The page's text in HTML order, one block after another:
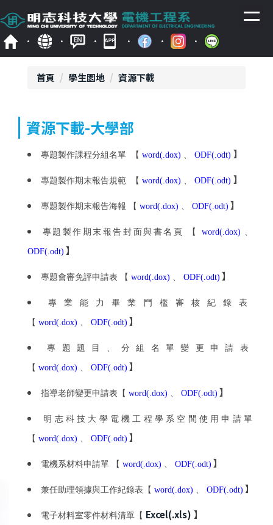
到
主
要
首頁 學生園地 資源下載
資源下載-大學部
專題製作課程分組名單 【 word(.dox) 、 ODF(.odt) 】
專題製作期末報告規範 【 word(.dox) 、 ODF(.odt) 】
專題製作期末報告海報 【 word(.dox) 、 ODF(.odt) 】
專題製作期末報告封面與書名頁 【 word(.dox) 、
ODF(.odt) 】
專題會審免評申請表 【 word(.dox) 、 ODF(.odt) 】
專業能力畢業門檻審核紀錄表
【 word(.dox) 、 ODF(.odt) 】
專題題目、分組名單變更申請表
【 word(.dox) 、 ODF(.odt) 】
指導老師變更申請表【 word(.dox) 、 ODF(.odt) 】
明志科技大學電機工程學系空間使用申請單
【 word(.dox) 、 ODF(.odt) 】
電機系材料申請單 【 word(.dox) 、 ODF(.odt) 】
兼任助理領據與工作紀錄表【 word(.dox) 、 ODF(.odt) 】
電子材料室零件材料清單【 Excel(.xls) 】